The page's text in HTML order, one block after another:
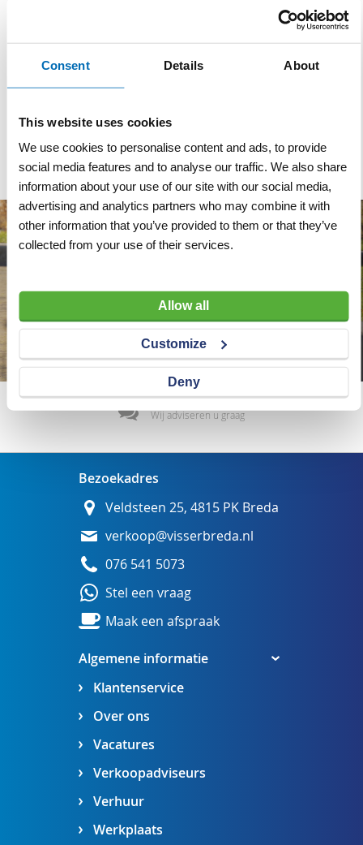
Consent Details About
This website uses cookies
We use cookies to personalise content and ads, to provide
social media features and to analyse our traffic. We also share
information about your use of our site with our social media,
advertising and analytics partners who may combine it with
other information that you’ve provided to them or that they’ve
collected from your use of their services.
Allow all
Customize
Deny
90 insteek driekantslot
Artnr w1533 excl. btw
€ 322,00
Wij adviseren u graag
Algemene informatie
Klantenservice
Over ons
Vacatures
Verkoopadviseurs
Verhuur
Werkplaats
Bezoekadres
Veldsteen 25, 4815 PK Breda
verkoop@visserbreda.nl
076 541 5073
Stel een vraag
Maak een afspraak